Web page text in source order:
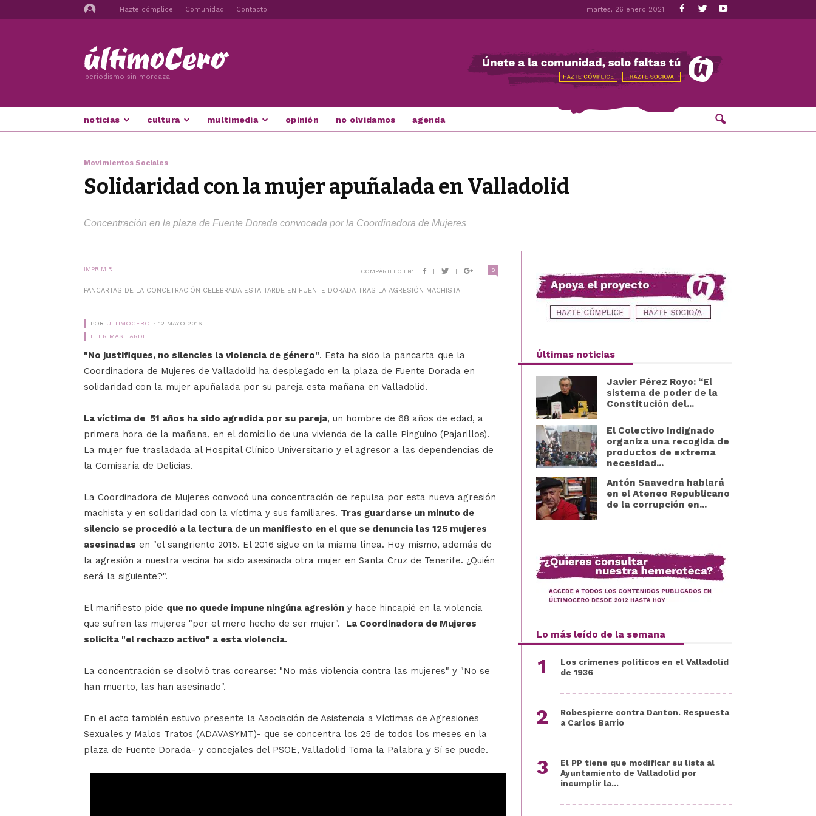
Hazte cómplice Comunidad Contacto martes, 26 enero 2021
periodismo sin mordaza
noticias cultura multimedia opinión no olvidamos agenda
Movimientos Sociales
Solidaridad con la mujer apuñalada en Valladolid
Concentración en la plaza de Fuente Dorada convocada por la Coordinadora de Mujeres
IMPRIMIR | COMPÁRTELO EN: | | 0
PANCARTAS DE LA CONCETRACIÓN CELEBRADA ESTA TARDE EN FUENTE DORADA TRAS LA AGRESIÓN MACHISTA.
POR ÚLTIMOCERO
12 MAYO 2016
LEER MÁS TARDE
"No justifiques, no silencies la violencia de género". Esta ha sido la pancarta que la
Coordinadora de Mujeres de Valladolid ha desplegado en la plaza de Fuente Dorada en
solidaridad con la mujer apuñalada por su pareja esta mañana en Valladolid.
La víctima de 51 años ha sido agredida por su pareja, un hombre de 68 años de edad, a
primera hora de la mañana, en el domicilio de una vivienda de la calle Pingüino (Pajarillos).
La mujer fue trasladada al Hospital Clínico Universitario y el agresor a las dependencias de
la Comisaría de Delicias.
La Coordinadora de Mujeres convocó una concentración de repulsa por esta nueva agresión
machista y en solidaridad con la víctima y sus familiares. Tras guardarse un minuto de
silencio se procedió a la lectura de un manifiesto en el que se denuncia las 125 mujeres
asesinadas en "el sangriento 2015. El 2016 sigue en la misma línea. Hoy mismo, además de
la agresión a nuestra vecina ha sido asesinada otra mujer en Santa Cruz de Tenerife. ¿Quién
será la siguiente?".
El manifiesto pide que no quede impune ningúna agresión y hace hincapié en la violencia
que sufren las mujeres "por el mero hecho de ser mujer". La Coordinadora de Mujeres
solicita "el rechazo activo" a esta violencia.
La concentración se disolvió tras corearse: "No más violencia contra las mujeres" y "No se
han muerto, las han asesinado".
En el acto también estuvo presente la Asociación de Asistencia a Víctimas de Agresiones
Sexuales y Malos Tratos (ADAVASYMT)- que se concentra los 25 de todos los meses en la
plaza de Fuente Dorada- y concejales del PSOE, Valladolid Toma la Palabra y Sí se puede.
Últimas noticias
Javier Pérez Royo: “El
sistema de poder de la
Constitución del...
El Colectivo Indignado
organiza una recogida de
productos de extrema
necesidad...
Antón Saavedra hablará
en el Ateneo Republicano
de la corrupción en...
Lo más leído de la semana
Los crímenes políticos en el Valladolid
de 1936
Robespierre contra Danton. Respuesta
a Carlos Barrio
El PP tiene que modificar su lista al
Ayuntamiento de Valladolid por
incumplir la...